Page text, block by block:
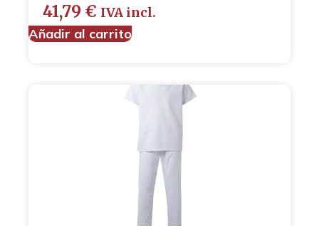
41,79 € IVA incl.
Añadir al carrito